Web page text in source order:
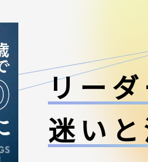
リー
迷い